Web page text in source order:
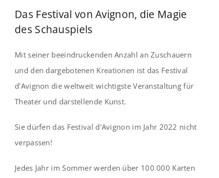
Das Festival von Avignon, die Magie
des Schauspiels
Mit seiner beeindruckenden Anzahl an Zuschauern
und den dargebotenen Kreationen ist das Festival
d'Avignon die weltweit wichtigste Veranstaltung für
Theater und darstellende Kunst.
Sie dürfen das Festival d'Avignon im Jahr 2022 nicht
verpassen!
Jedes Jahr im Sommer werden über 100 000 Karten